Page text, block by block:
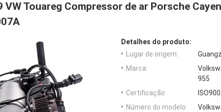
VW Touareg Compressor de ar Porsche
Detalhes do produto:
Lugar de origem:
Marca:
955
Certificação:
Número do modelo: